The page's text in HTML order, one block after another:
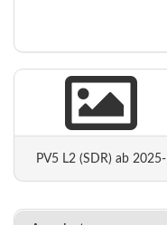
PV5 L2 (SDR) ab 2025-